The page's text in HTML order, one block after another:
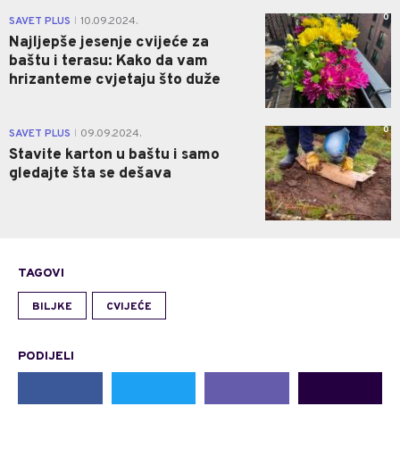
SAVET PLUS 10.09.2024.
Najljepše jesenje cvijeće za
baštu i terasu: Kako da vam
hrizanteme cvjetaju što duže
0
SAVET PLUS 09.09.2024.
Stavite karton u baštu i samo
gledajte šta se dešava
0
TAGOVI
BILJKE CVIJEĆE
PODIJELI